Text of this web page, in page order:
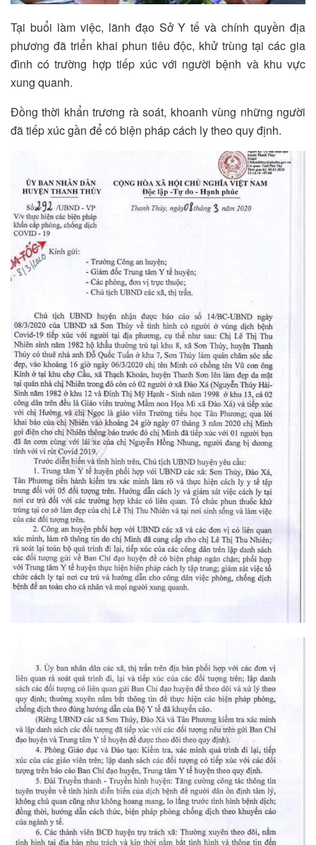
Tại buổi làm việc, lãnh đạo Sở Y tế và chính quyền địa
phương đã triển khai phun tiêu độc, khử trùng tại các gia
đình có trường hợp tiếp xúc với người bệnh và khu vực
xung quanh.
Đồng thời khẩn trương rà soát, khoanh vùng những người
đã tiếp xúc gần để có biện pháp cách ly theo quy định.